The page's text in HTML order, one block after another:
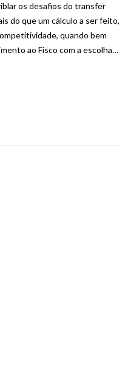
os desafios do transfer
do que um cálculo a ser feito,
quando bem
ao Fisco com a escolha…